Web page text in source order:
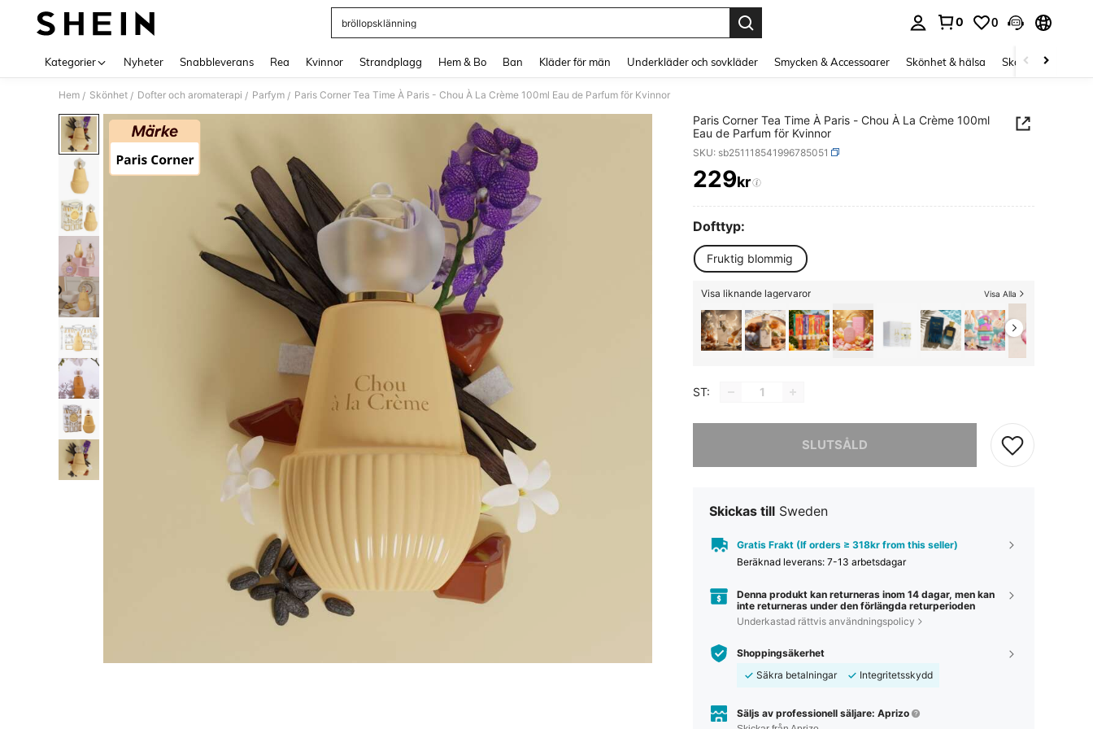
bröllopsklänning
0 0
Kategorier Nyheter Snabbleverans Rea Kvinnor Strandplagg Hem & Bo Ban Kläder för män Underkläder och sovkläder Smycken & Accessoarer Skönhet & hälsa Skor Curve
Hem / Skönhet / Dofter och aromaterapi / Parfym / Paris Corner Tea Time À Paris - Chou À La Crème 100ml Eau de Parfum för Kvinnor
Paris Corner Tea Time À Paris - Chou À La Crème 100ml
Eau de Parfum för Kvinnor
SKU: sb251118541996785051
PRICE AND AVAILABILITY
229kr
Dofttyp:
Fruktig blommig
Visa liknande lagervaror Visa Alla
ST:
SLUTSÅLD
Denna artikel är tyvärr utsåld.
Skickas till Sweden
Gratis Frakt (If orders ≥ 318kr from this seller)
Beräknad leverans: 7-13 arbetsdagar
Denna produkt kan returneras inom 14 dagar, men kan
inte returneras under den förlängda returperioden
Underkastad rättvis användningspolicy
Shoppingsäkerhet
Säkra betalningar
Integritetsskydd
Säljs av professionell säljare: Aprizo